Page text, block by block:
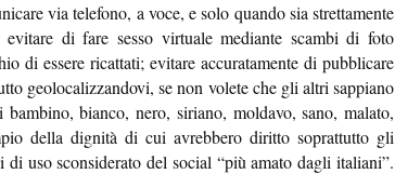
via telefono, a voce, e solo quando sia strettamente
di fare sesso virtuale mediante scambi di foto
di essere ricattati; evitare accuratamente di pubblicare
geolocalizzandovi, se non volete che gli altri sappiano
bianco, nero, siriano, moldavo, sano, malato,
della dignità di cui avrebbero diritto soprattutto gli
uso sconsiderato del social “più amato dagli italiani”.